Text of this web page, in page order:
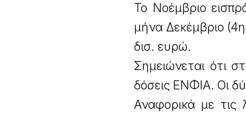
Το Νοέμβριο
μήνα Δεκέμβριο
δισ. ευρώ.
Σημειώνεται ότι
δόσεις ΕΝΦΙΑ. Οι
Αναφορικά με τις